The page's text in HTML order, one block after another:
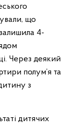
що
4-
Через деякий
полум’я та
з
дитячих